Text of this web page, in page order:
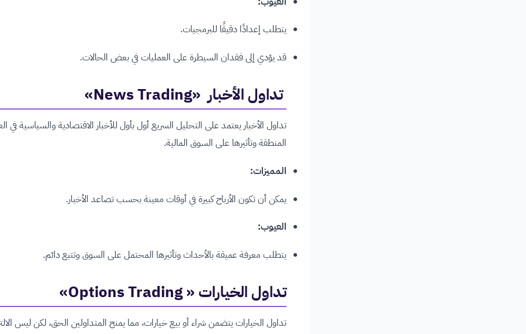
يتطلب إعدادًا دقيقًا للبرمجيات.
قد يؤدي إلى فقدان السيطرة على العمليات في بعض الحالات.
تداول الأخبار «News Trading»
تداول الأخبار يعتمد على التحليل السريع أول بأول للأخبار الاقتصادية والسياسية في
المنطقة وتأثيرها على السوق المالية.
المميزات:
يمكن أن تكون الأرباح كبيرة في أوقات معينة بحسب تصاعد الأخبار.
العيوب:
يتطلب معرفة عميقة بالأحداث وتأثيرها المحتمل على السوق وتتبع دائم.
تداول الخيارات « Options Trading»
تداول الخيارات يتضمن شراء أو بيع خيارات، مما يمنح المتداولين الحق، لكن ليس